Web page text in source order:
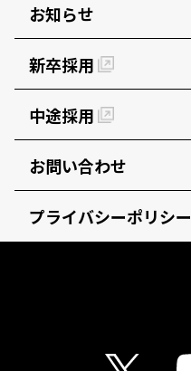
お知らせ
新卒採用
中途採用
お問い合わせ
プライバシーポリシー